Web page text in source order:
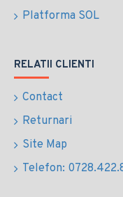
Platforma SOL
RELATII CLIENTI
Contact
Returnari
Site Map
Telefon: